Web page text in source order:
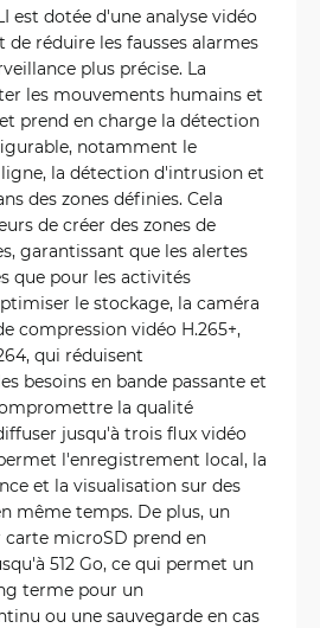
est dotée d'une analyse vidéo
de réduire les fausses alarmes
plus précise. La
les mouvements humains et
prend en charge la détection
notamment le
la détection d'intrusion et
des zones définies. Cela
de créer des zones de
garantissant que les alertes
que pour les activités
le stockage, la caméra
compression vidéo H.265+,
qui réduisent
besoins en bande passante et
la qualité
jusqu'à trois flux vidéo
l'enregistrement local, la
et la visualisation sur des
même temps. De plus, un
microSD prend en
512 Go, ce qui permet un
terme pour un
ou une sauvegarde en cas